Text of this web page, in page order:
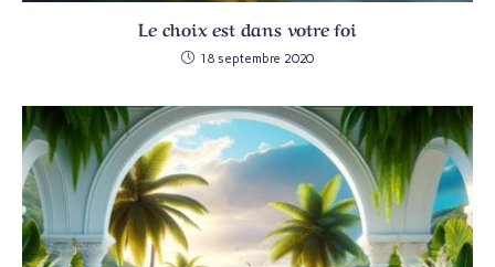
Le choix est dans votre foi
18 septembre 2020